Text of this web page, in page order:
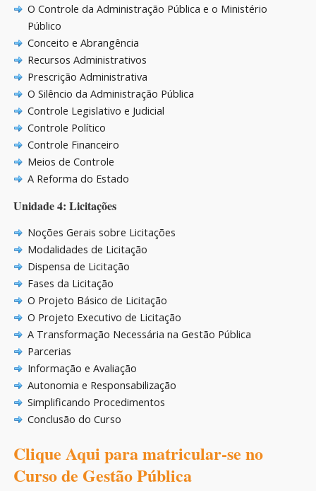
O Controle da Administração Pública e o Ministério
Público
Conceito e Abrangência
Recursos Administrativos
Prescrição Administrativa
O Silêncio da Administração Pública
Controle Legislativo e Judicial
Controle Político
Controle Financeiro
Meios de Controle
A Reforma do Estado
Unidade 4: Licitações
Noções Gerais sobre Licitações
Modalidades de Licitação
Dispensa de Licitação
Fases da Licitação
O Projeto Básico de Licitação
O Projeto Executivo de Licitação
A Transformação Necessária na Gestão Pública
Parcerias
Informação e Avaliação
Autonomia e Responsabilização
Simplificando Procedimentos
Conclusão do Curso
Clique Aqui para matricular-se no
Curso de Gestão Pública